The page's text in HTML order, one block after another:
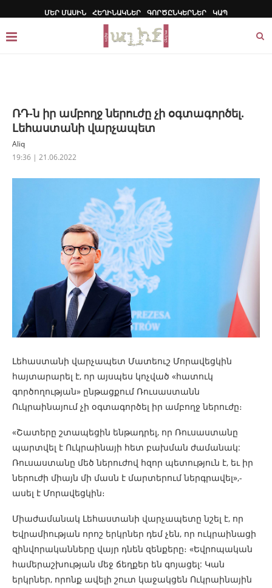
ՄԵՐ ՄԱՍԻՆ ՀԵՂԻՆԱԿՆԵՐ ԳՈՐԾԸՆԿԵՐՆԵՐ ԿԱՊ
ՌԴ-ն իր ամբողջ ներուժը չի օգտագործել.
Լեհաստանի վարչապետ
Aliq
19:36 | 21.06.2022
Լեհաստանի վարչապետ Մատեուշ Մորավեցկին
հայտարարել է, որ այսպես կոչված «հատուկ
գործողության» ընթացքում Ռուսաստանն
Ուկրաինայում չի օգտագործել իր ամբողջ ներուժը։
«Շատերը շտապեցին ենթադրել, որ Ռուսաստանը
պարտվել է Ուկրաինայի հետ բախման ժամանակ:
Ռուսաստանը մեծ ներուժով հզոր պետություն է, եւ իր
ներուժի միայն մի մասն է մարտերում ներգրավել»,-
ասել է Մորավեցկին։
Միաժամանակ Լեհաստանի վարչապետը նշել է, որ
Եվրամիության որոշ երկրներ դեմ չեն, որ ուկրաինացի
զինվորականները վայր դնեն զենքերը։ «Եվրոպական
համերաշխության մեջ ճեղքեր են գոյացել: Կան
երկրներ, որոնք ավելի շուտ կաջակցեն Ուկրաինային